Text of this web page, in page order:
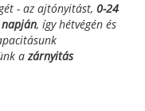
- az ajtónyitást, 0-24
, így hétvégén és
azárnyitás